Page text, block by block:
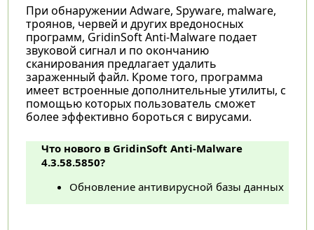
При обнаружении Adware, Spyware, malware,
троянов, червей и других вредоносных
программ, GridinSoft Anti-Malware подает
звуковой сигнал и по окончанию
сканирования предлагает удалить
зараженный файл. Кроме того, программа
имеет встроенные дополнительные утилиты, с
помощью которых пользователь сможет
более эффективно бороться с вирусами.
Что нового в GridinSoft Anti-Malware
4.3.58.5850?
Обновление антивирусной базы данных